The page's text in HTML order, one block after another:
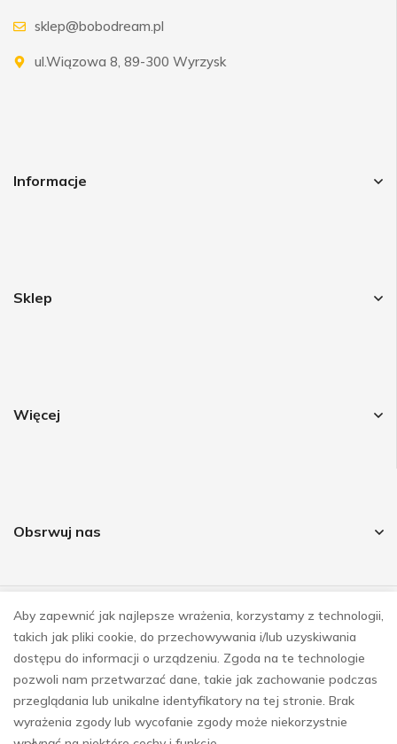
sklep@bobodream.pl
ul.Wiązowa 8, 89-300 Wyrzysk
Informacje
Sklep
Więcej
Obsrwuj nas
© COPYRIGHT 2023
REALIZACJAE-SKLEPY INVESTNET
Aby zapewnić jak najlepsze wrażenia, korzystamy z technologii,
takich jak pliki cookie, do przechowywania i/lub uzyskiwania
dostępu do informacji o urządzeniu. Zgoda na te technologie
pozwoli nam przetwarzać dane, takie jak zachowanie podczas
przeglądania lub unikalne identyfikatory na tej stronie. Brak
wyrażenia zgody lub wycofanie zgody może niekorzystnie